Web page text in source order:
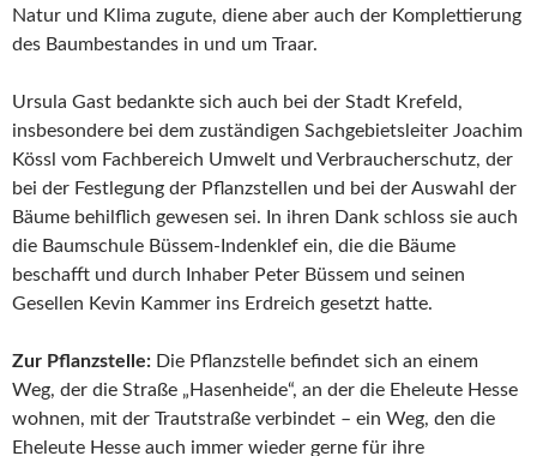
Natur und Klima zugute, diene aber auch der Komplettierung
des Baumbestandes in und um Traar.
Ursula Gast bedankte sich auch bei der Stadt Krefeld,
insbesondere bei dem zuständigen Sachgebietsleiter Joachim
Kössl vom Fachbereich Umwelt und Verbraucherschutz, der
bei der Festlegung der Pflanzstellen und bei der Auswahl der
Bäume behilflich gewesen sei. In ihren Dank schloss sie auch
die Baumschule Büssem-Indenklef ein, die die Bäume
beschafft und durch Inhaber Peter Büssem und seinen
Gesellen Kevin Kammer ins Erdreich gesetzt hatte.
Zur Pflanzstelle: Die Pflanzstelle befindet sich an einem
Weg, der die Straße „Hasenheide“, an der die Eheleute Hesse
wohnen, mit der Trautstraße verbindet – ein Weg, den die
Eheleute Hesse auch immer wieder gerne für ihre